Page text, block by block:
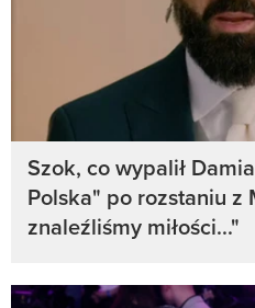
Szok, co wypalił
Polska" po rozstaniu z
znaleźliśmy miłości..."